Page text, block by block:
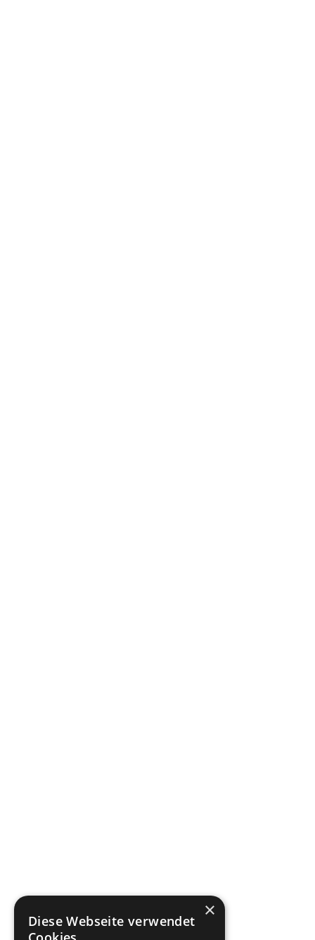
×
Diese Webseite verwendet